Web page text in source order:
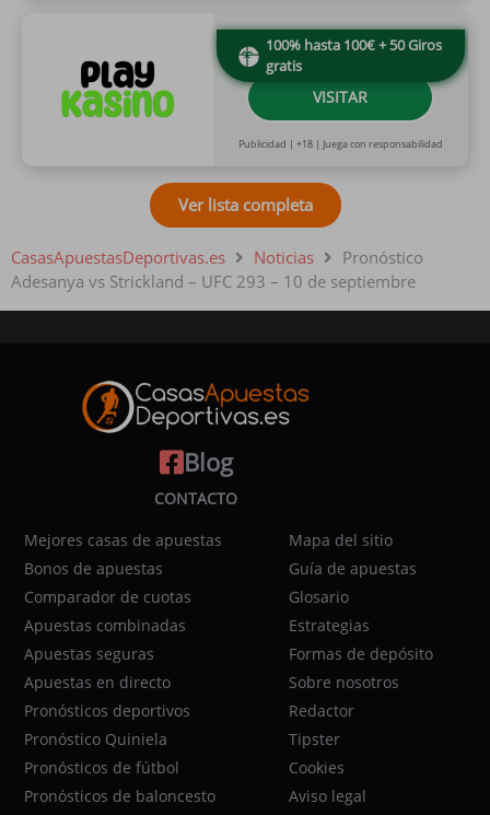
100% hasta 100€ + 50 Giros
gratis
VISITAR
Publicidad | +18 | Juega con responsabilidad
Ver lista completa
CasasApuestasDeportivas.es Noticias
Pronóstico
Adesanya vs Strickland – UFC 293 – 10 de septiembre
Blog
CONTACTO
Mejores casas de apuestas
Bonos de apuestas
Comparador de cuotas
Apuestas combinadas
Apuestas seguras
Apuestas en directo
Pronósticos deportivos
Pronóstico Quiniela
Pronósticos de fútbol
Pronósticos de baloncesto
Mapa del sitio
Guía de apuestas
Glosario
Estrategias
Formas de depósito
Sobre nosotros
Redactor
Tipster
Cookies
Aviso legal